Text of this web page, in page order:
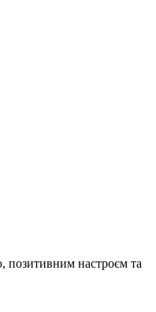
позитивним настроєм та